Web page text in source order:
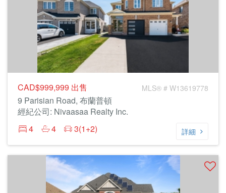
CAD$999,999 出售 MLS® # W13619778
9 Parisian Road, 布蘭普頓
經紀公司: Nivaasaa Realty Inc.
4
4 3(1+2) 詳細